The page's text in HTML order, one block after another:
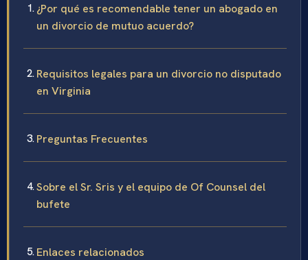
¿Por qué es recomendable tener un abogado en
un divorcio de mutuo acuerdo?
Requisitos legales para un divorcio no disputado
en Virginia
Preguntas Frecuentes
Sobre el Sr. Sris y el equipo de Of Counsel del
bufete
Enlaces relacionados